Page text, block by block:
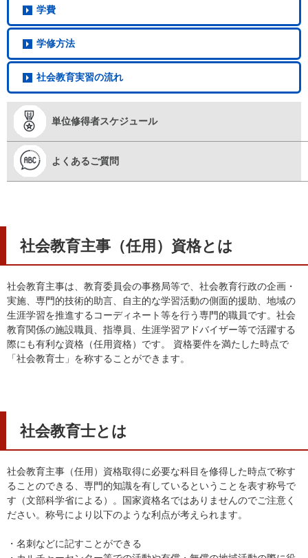
学費
学修方法
社会教育実習の流れ
単位修得者スケジュール
よくあるご質問
社会教育主事（任用）資格とは
社会教育主事は、教育委員会の事務局等で、社会教育行政の企画・
実施、専門的技術的助言、自主的な学習活動の側面的援助、地域の
生涯学習を推進するコーディネート等を行う専門的職員です。社会
教育関係の施設職員、指導員、生涯学習アドバイザー等で活躍する
際にも有利な資格（任用資格）です。 資格要件を満たした時点で
「社会教育士」を称することができます。
社会教育士とは
社会教育主事（任用）資格取得に必要な科目を修得した時点で称す
ることのできる、専門的知識を有しているということを表す称号で
す（文部科学省による）。国家資格名ではありませんのでご注意く
ださい。称号により以下のような利点が考えられます。
・名刺などに記すことができる